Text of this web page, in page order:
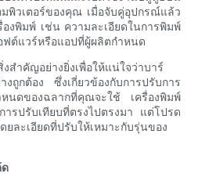
พิวเตอร์ของคุณ เมื่อจับคู่อุปกรณ์แล้ว
งพิมพ์ เช่น ความละเอียดในการพิมพ์
ต์แวร์หรือแอปที่ผู้ผลิตกำหนด
สำคัญอย่างยิ่งเพื่อให้แน่ใจว่าบาร์
ถูกต้อง ซึ่งเกี่ยวข้องกับการปรับการ
หนดของฉลากที่คุณจะใช้ เครื่องพิมพ์
รปรับเทียบที่ตรงไปตรงมา แต่โปรด
ละเอียดที่ปรับให้เหมาะกับรุ่นของ
ด